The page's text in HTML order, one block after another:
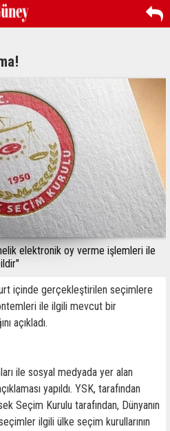
elektronik oy verme işlemleri ile
içinde gerçekleştirilen seçimlere
ile ilgili mevcut bir
açıkladı.
ile sosyal medyada yer alan
yapıldı. YSK, tarafından
Seçim Kurulu tarafından, Dünyanın
ilgili ülke seçim kurullarının